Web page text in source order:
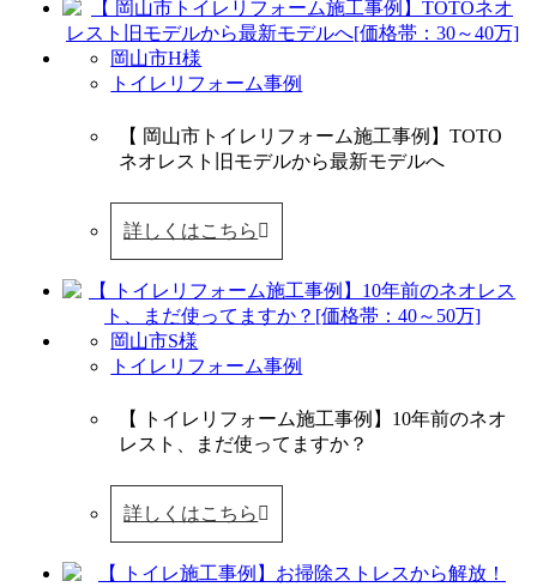
岡山市H様
トイレリフォーム事例
【 岡山市トイレリフォーム施工事例】TOTO
ネオレスト旧モデルから最新モデルへ
詳しくはこちら
岡山市S様
トイレリフォーム事例
【 トイレリフォーム施工事例】10年前のネオ
レスト、まだ使ってますか？
詳しくはこちら